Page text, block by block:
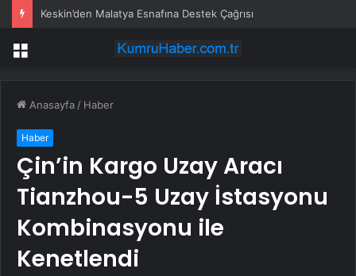
Keskin’den Malatya Esnafına Destek Çağrısı
Menü
Anasayfa / Haber
Haber
Çin’in Kargo Uzay Aracı
Tianzhou-5 Uzay İstasyonu
Kombinasyonu ile
Kenetlendi